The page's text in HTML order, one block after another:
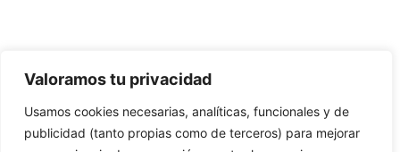
Valoramos tu privacidad
Usamos cookies necesarias, analíticas, funcionales y de
publicidad (tanto propias como de terceros) para mejorar
contacto@elbotiquinsuministrossanitarios.com